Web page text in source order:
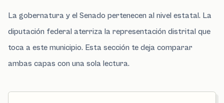
La gobernatura y el Senado pertenecen al nivel estatal. La
diputación federal aterriza la representación distrital que
toca a este municipio. Esta sección te deja comparar
ambas capas con una sola lectura.